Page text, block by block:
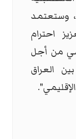
وستعتمد
احترام
من أجل
العراق